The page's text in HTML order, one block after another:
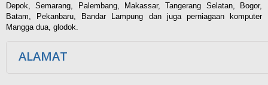
Depok, Semarang, Palembang, Makassar, Tangerang Selatan, Bogor,
Batam, Pekanbaru, Bandar Lampung dan juga perniagaan komputer
Mangga dua, glodok.
ALAMAT